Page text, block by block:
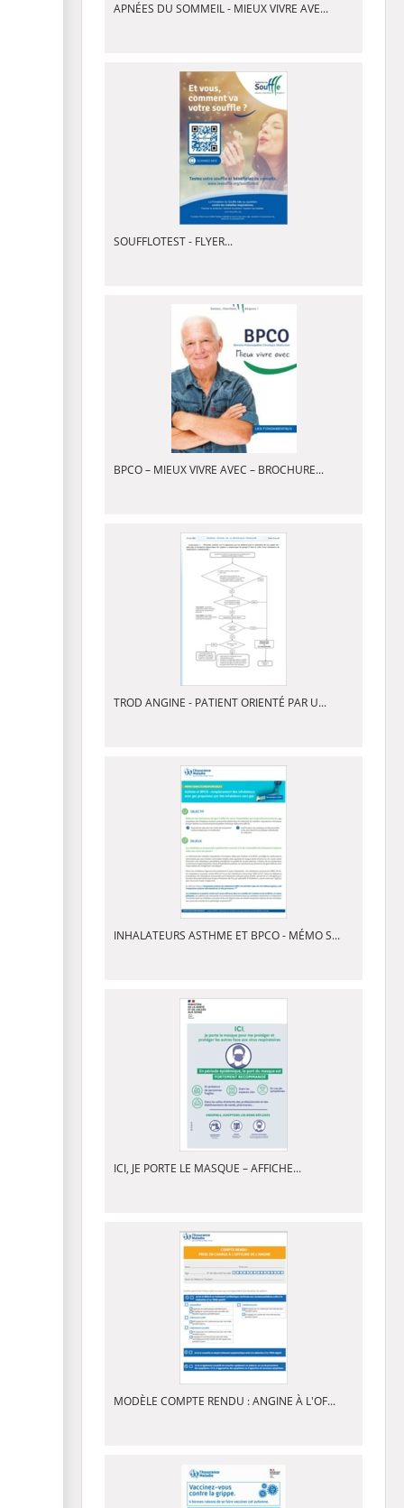
APNÉES DU SOMMEIL - MIEUX VIVRE AVE...
SOUFFLOTEST - FLYER...
BPCO – MIEUX VIVRE AVEC – BROCHURE...
TROD ANGINE - PATIENT ORIENTÉ PAR U...
INHALATEURS ASTHME ET BPCO - MÉMO S...
ICI, JE PORTE LE MASQUE – AFFICHE...
MODÈLE COMPTE RENDU : ANGINE À L'OF...